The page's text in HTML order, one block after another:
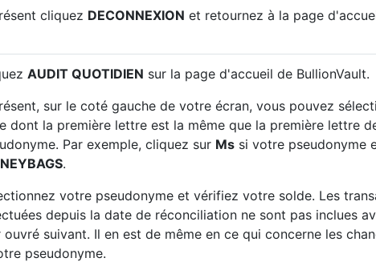
cliquez DECONNEXION et retournez à la page
AUDIT QUOTIDIEN sur la page d'accueil de BullionVault.
sur le coté gauche de votre écran, vous pouvez
dont la première lettre est la même que la première lettre
Par exemple, cliquez sur Ms si votre pseudonyme
.
votre pseudonyme et vérifiez votre solde. Les
depuis la date de réconciliation ne sont pas inclues
ouvré suivant. Il en est de même en ce qui concerne les
pseudonyme.